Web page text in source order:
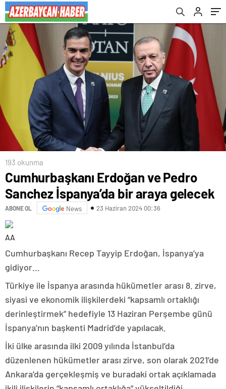
193 okunma
Cumhurbaşkanı Erdoğan ve Pedro
Sanchez İspanya’da bir araya gelecek
ABONE OL News 23 Haziran 2024 00:36
AA
Cumhurbaşkanı Recep Tayyip Erdoğan, İspanya’ya
gidiyor…
Türkiye ile İspanya arasında hükümetler arası 8. zirve,
siyasi ve ekonomik ilişkilerdeki “kapsamlı ortaklığı
derinleştirmek” hedefiyle 13 Haziran Perşembe günü
İspanya’nın başkenti Madrid’de yapılacak.
İki ülke arasında ilki 2009 yılında İstanbul’da
düzenlenen hükümetler arası zirve, son olarak 2021’de
Ankara’da gerçekleşmiş ve buradaki ortak açıklamada